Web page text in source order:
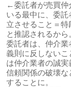
←委託者が売買仲
いる最中に、委
立させること＝
と推認されるから
委託者は、仲介
義則に反しない
は仲介業者の誠実
信頼関係の破壊
することに。